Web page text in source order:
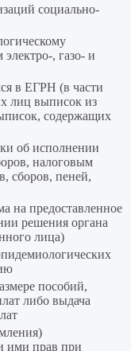
социально-
, газо- и
в ЕГРН (в части
лиц выписок из
содержащих
об исполнении
налоговым
сборов, пеней,
на предоставленное
решения органа
лица)
пособий,
либо выдача
ими прав при